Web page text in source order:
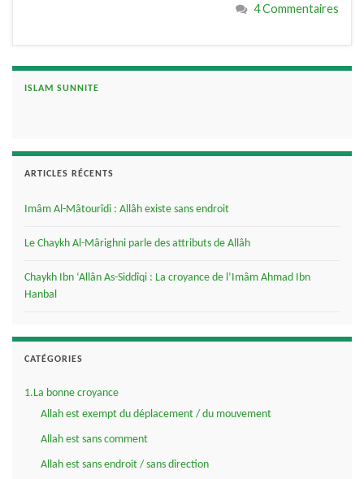
4 Commentaires
ISLAM SUNNITE
ARTICLES RÉCENTS
Imâm Al-Mâtourîdi : Allâh existe sans endroit
Le Chaykh Al-Mârighni parle des attributs de Allâh
Chaykh Ibn ‘Allân As-Siddîqi : La croyance de l’Imâm Ahmad Ibn
Hanbal
CATÉGORIES
1.La bonne croyance
Allah est exempt du déplacement / du mouvement
Allah est sans comment
Allah est sans endroit / sans direction